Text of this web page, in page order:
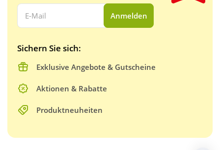
Ihre E-Mail Adresse:
Anmelden
Sichern Sie sich:
Exklusive Angebote & Gutscheine
Aktionen & Rabatte
Produktneuheiten